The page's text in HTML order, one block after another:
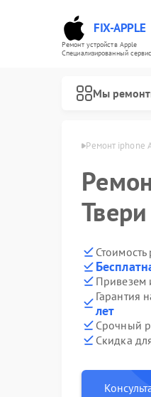
FIX-APPLE
Ремонт устройств Apple
Специализированный
Мы
Apple в Твери Ремонт iphone
Твери
Привезем
Гарантия
лет
Срочный
Скидка